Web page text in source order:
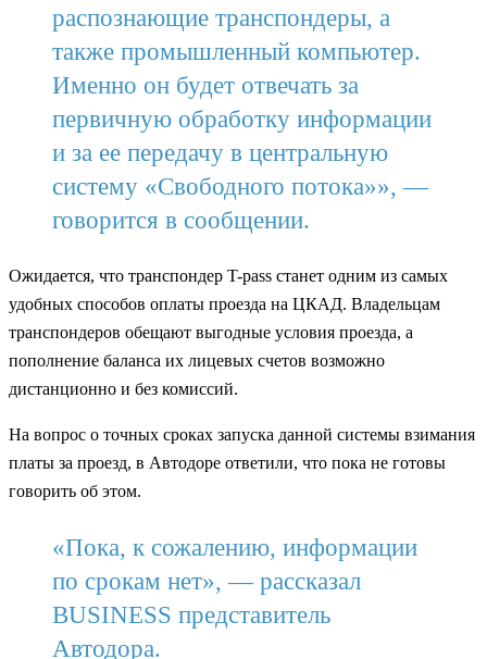
распознающие транспондеры, а
также промышленный компьютер.
Именно он будет отвечать за
первичную обработку информации
и за ее передачу в центральную
систему «Свободного потока»», —
говорится в сообщении.
Ожидается, что транспондер T-pass станет одним из самых
удобных способов оплаты проезда на ЦКАД. Владельцам
транспондеров обещают выгодные условия проезда, а
пополнение баланса их лицевых счетов возможно
дистанционно и без комиссий.
На вопрос о точных сроках запуска данной системы взимания
платы за проезд, в Автодоре ответили, что пока не готовы
говорить об этом.
«Пока, к сожалению, информации
по срокам нет», — рассказал
BUSINESS представитель
Автодора.